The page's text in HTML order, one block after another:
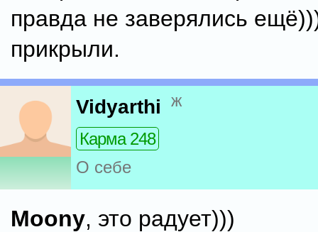
правда не заверялись
прикрыли.
Vidyarthi ж
Карма 248
О себе
Moony, это радует)))